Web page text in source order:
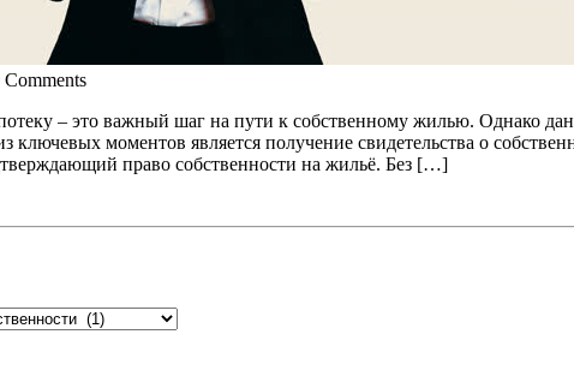
Comments
– это важный шаг на пути к собственному жилью. Однако
моментов является получение свидетельства о
право собственности на жильё. Без […]